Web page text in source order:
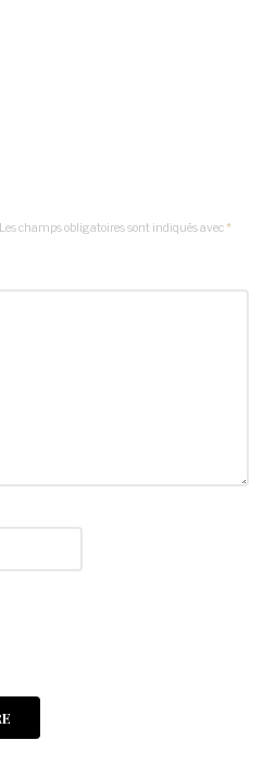
Les champs obligatoires sont indiqués avec *